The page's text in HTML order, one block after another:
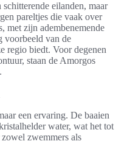
eilanden, maar
pareltjes die vaak over
met zijn adembenemende
voorbeeld van de
regio biedt. Voor degenen
staan de Amorgos
een ervaring. De baaien
water, wat het tot
zwemmers als